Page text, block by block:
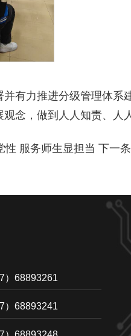
有力推进分级管理体系
念，做到人人知责、人
性 服务师生显担当 下一条
）68893261
）68893241